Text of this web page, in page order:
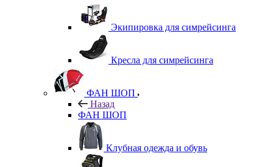
Экипировка для симрейсинга
Кресла для симрейсинга
ФАН ШОП
Назад
ФАН ШОП
Клубная одежда и обувь